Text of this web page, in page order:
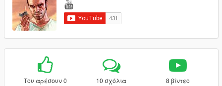
Του αρέσουν 0
10 σχόλια 8 βίντεο